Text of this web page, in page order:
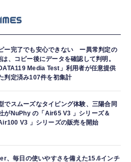
ー完了でも安心できない ー異常判定の
は、コピー後にデータを確認して判明。
DATA119 Media Test」利用者が任意提供
判定済み107件を初集計
でスムーズなタイピング体験、三陽合同
がNuPhy の「Air65 V3 」シリーズ＆
Air100 V3 」シリーズの販売を開始
、毎日の使いやすさを備えた15.6インチ